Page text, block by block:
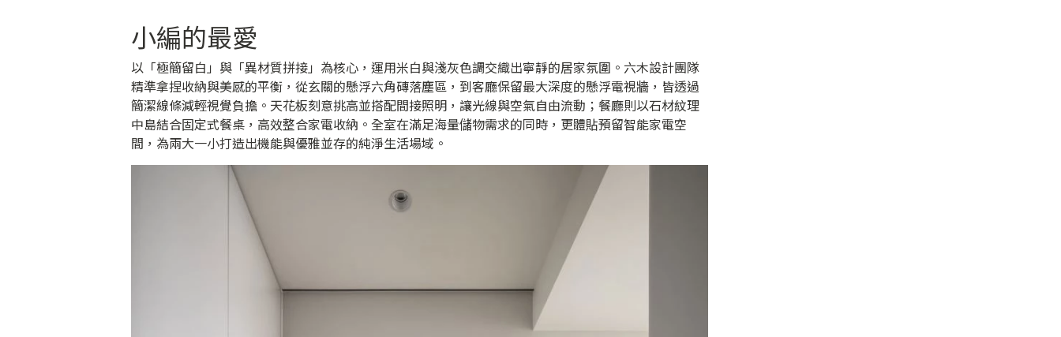
小編的最愛
以「極簡留白」與「異材質拼接」為核心，運用米白與淺灰色調交織出寧靜的居家氛圍。六木設計團隊
精準拿捏收納與美感的平衡，從玄關的懸浮六角磚落塵區，到客廳保留最大深度的懸浮電視牆，皆透過
簡潔線條減輕視覺負擔。天花板刻意挑高並搭配間接照明，讓光線與空氣自由流動；餐廳則以石材紋理
中島結合固定式餐桌，高效整合家電收納。全室在滿足海量儲物需求的同時，更體貼預留智能家電空
間，為兩大一小打造出機能與優雅並存的純淨生活場域。